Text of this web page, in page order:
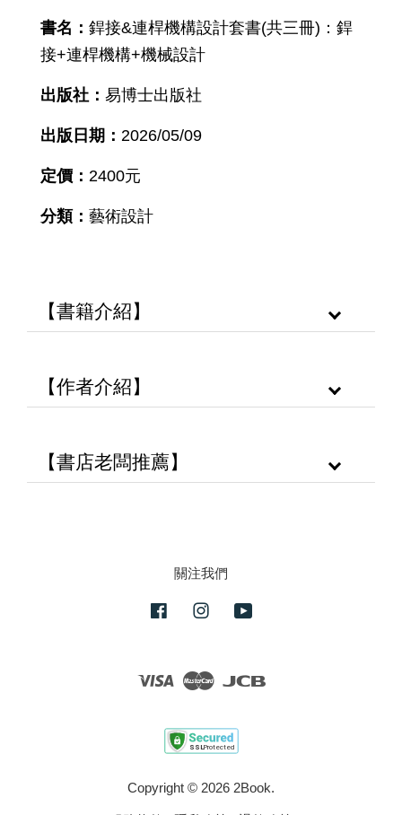
書名： 銲接&連桿機構設計套書(共三冊)：銲
接+連桿機構+機械設計
出版社： 易博士出版社
出版日期： 2026/05/09
定價： 2400元
分類： 藝術設計
【書籍介紹】
【作者介紹】
【書店老闆推薦】
關注我們
FacebookInstagram
Visa Master
Copyright © 2026 2Book.